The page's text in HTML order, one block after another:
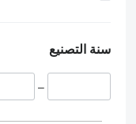
سنة التصنيع
–